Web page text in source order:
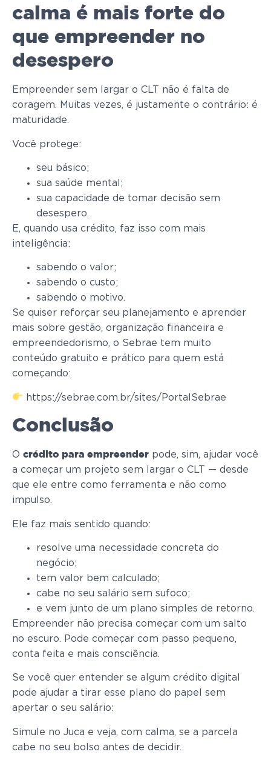
calma é mais forte do
que empreender no
desespero
Empreender sem largar o CLT não é falta de
coragem. Muitas vezes, é justamente o contrário: é
maturidade.
Você protege:
seu básico;
sua saúde mental;
sua capacidade de tomar decisão sem
desespero.
E, quando usa crédito, faz isso com mais
inteligência:
sabendo o valor;
sabendo o custo;
sabendo o motivo.
Se quiser reforçar seu planejamento e aprender
mais sobre gestão, organização financeira e
empreendedorismo, o Sebrae tem muito
conteúdo gratuito e prático para quem está
começando:
https://sebrae.com.br/sites/PortalSebrae
Conclusão
O crédito para empreender pode, sim, ajudar você
a começar um projeto sem largar o CLT — desde
que ele entre como ferramenta e não como
impulso.
Ele faz mais sentido quando:
resolve uma necessidade concreta do
negócio;
tem valor bem calculado;
cabe no seu salário sem sufoco;
e vem junto de um plano simples de retorno.
Empreender não precisa começar com um salto
no escuro. Pode começar com passo pequeno,
conta feita e mais consciência.
Se você quer entender se algum crédito digital
pode ajudar a tirar esse plano do papel sem
apertar o seu salário:
Simule no Juca e veja, com calma, se a parcela
cabe no seu bolso antes de decidir.